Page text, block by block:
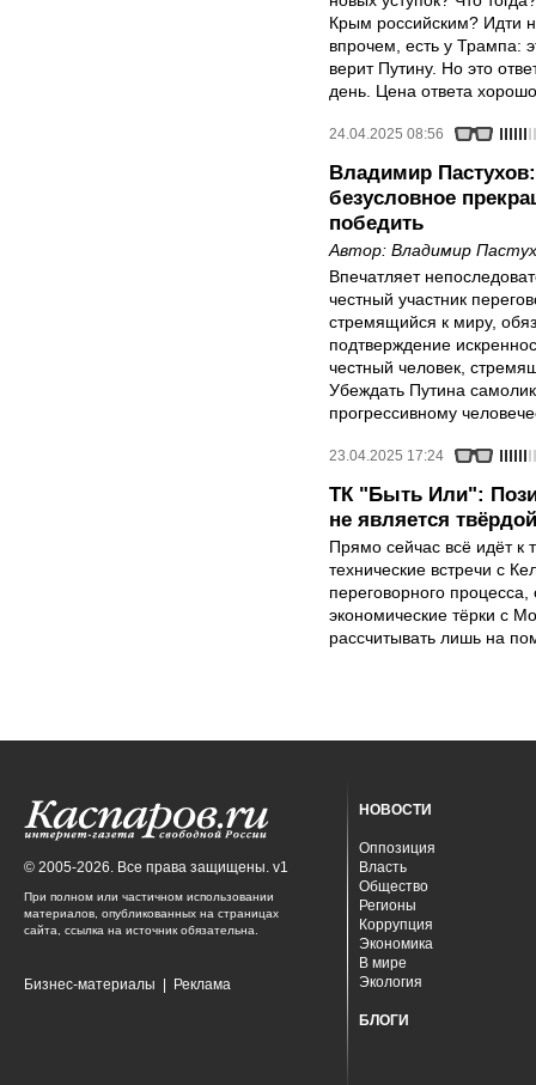
Крым российским? Идти
впрочем, есть у Трампа:
верит Путину. Но это
день. Цена ответа
24.04.2025 08:56
Владимир
безусловное
победить
Автор: Владимир
Впечатляет
честный участник
стремящийся к миру,
подтверждение
честный человек,
Убеждать Путина
прогрессивному
23.04.2025 17:24
ТК "Быть Или":
не является твёрдой
Прямо сейчас всё идёт к
технические встречи с
переговорного
экономические тёрки с
рассчитывать лишь на
© 2005-2026. Все права защищены. v1
При полном или частичном использовании
материалов, опубликованных на страницах
сайта, ссылка на источник обязательна.
Бизнес-материалы Реклама
НОВОСТИ
Оппозиция
Власть
Общество
Регионы
Коррупция
Экономика
В мире
Экология
БЛОГИ